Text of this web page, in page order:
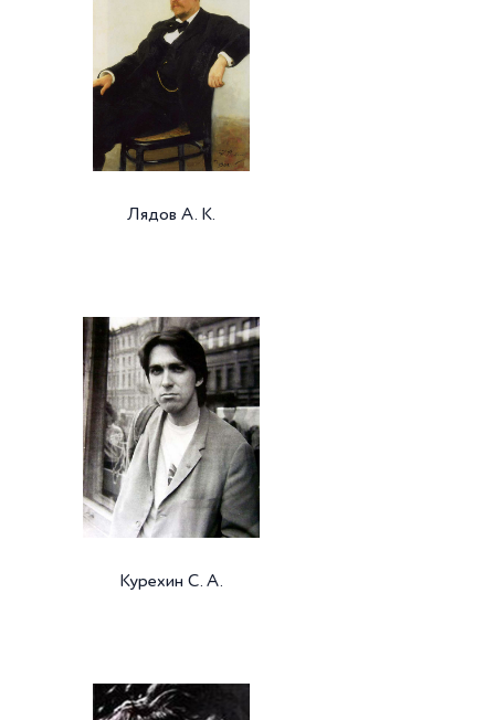
Лядов А. К.
Курехин С. А.